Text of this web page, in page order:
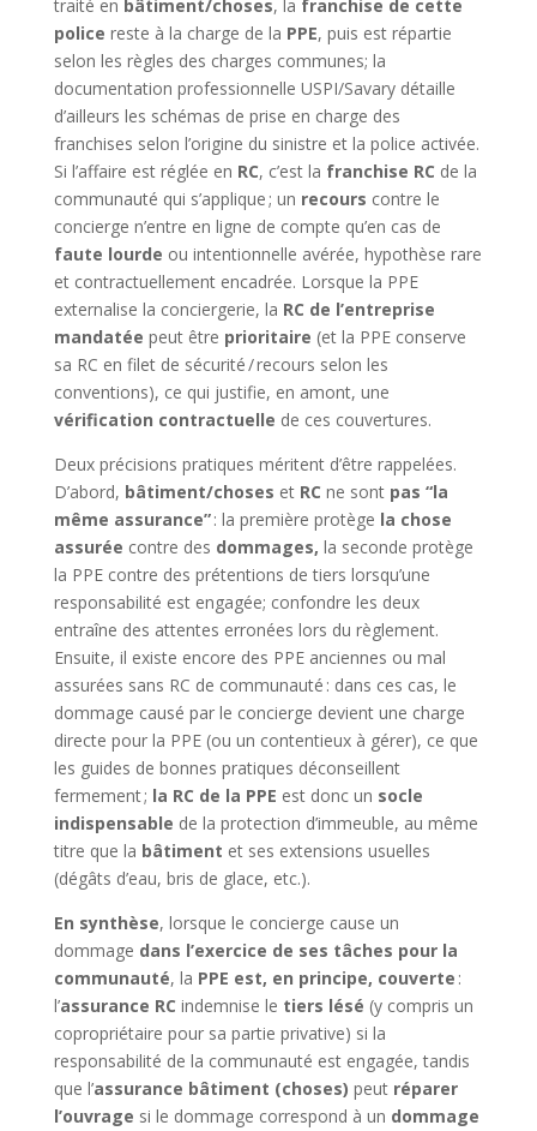
traité en bâtiment/choses, la franchise de cette
police reste à la charge de la PPE, puis est répartie
selon les règles des charges communes; la
documentation professionnelle USPI/Savary détaille
d’ailleurs les schémas de prise en charge des
franchises selon l’origine du sinistre et la police activée.
Si l’affaire est réglée en RC, c’est la franchise RC de la
communauté qui s’applique ; un recours contre le
concierge n’entre en ligne de compte qu’en cas de
faute lourde ou intentionnelle avérée, hypothèse rare
et contractuellement encadrée. Lorsque la PPE
externalise la conciergerie, la RC de l’entreprise
mandatée peut être prioritaire (et la PPE conserve
sa RC en filet de sécurité / recours selon les
conventions), ce qui justifie, en amont, une
vérification contractuelle de ces couvertures.
Deux précisions pratiques méritent d’être rappelées.
D’abord, bâtiment/choses et RC ne sont pas “la
même assurance”: la première protège la chose
assurée contre des dommages, la seconde protège
la PPE contre des prétentions de tiers lorsqu’une
responsabilité est engagée; confondre les deux
entraîne des attentes erronées lors du règlement.
Ensuite, il existe encore des PPE anciennes ou mal
assurées sans RC de communauté : dans ces cas, le
dommage causé par le concierge devient une charge
directe pour la PPE (ou un contentieux à gérer), ce que
les guides de bonnes pratiques déconseillent
fermement ; la RC de la PPE est donc un socle
indispensable de la protection d’immeuble, au même
titre que la bâtiment et ses extensions usuelles
(dégâts d’eau, bris de glace, etc.).
En synthèse, lorsque le concierge cause un
dommage dans l’exercice de ses tâches pour la
communauté, la PPE est, en principe, couverte :
l’assurance RC indemnise le tiers lésé (y compris un
copropriétaire pour sa partie privative) si la
responsabilité de la communauté est engagée, tandis
que l’assurance bâtiment (choses) peut réparer
l’ouvrage si le dommage correspond à un dommage